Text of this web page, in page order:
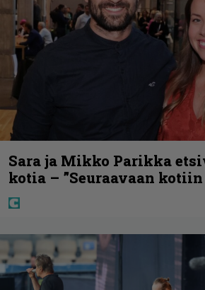
Sara ja Mikko Parikka
kotia – ”Seuraavaan